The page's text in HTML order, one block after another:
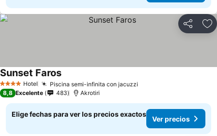
Compartir
4 EstrellasHotel Piscina semi-infinita con jacuzzi
Sunset Faros
8,8 Excelente 483 Akrotiri
Elige fechas para ver los precios exactos
Ver precios